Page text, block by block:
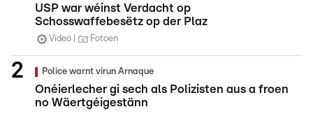
USP war wéinst Verdacht op
Schosswaffebesëtz op der Plaz
Video Fotoen
Police warnt virun Arnaque
Onéierlecher gi sech als Polizisten aus a froen
no Wäertgéigestänn